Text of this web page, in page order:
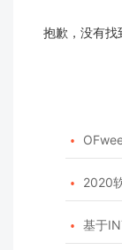
抱歉，没有找

 2020
 基于